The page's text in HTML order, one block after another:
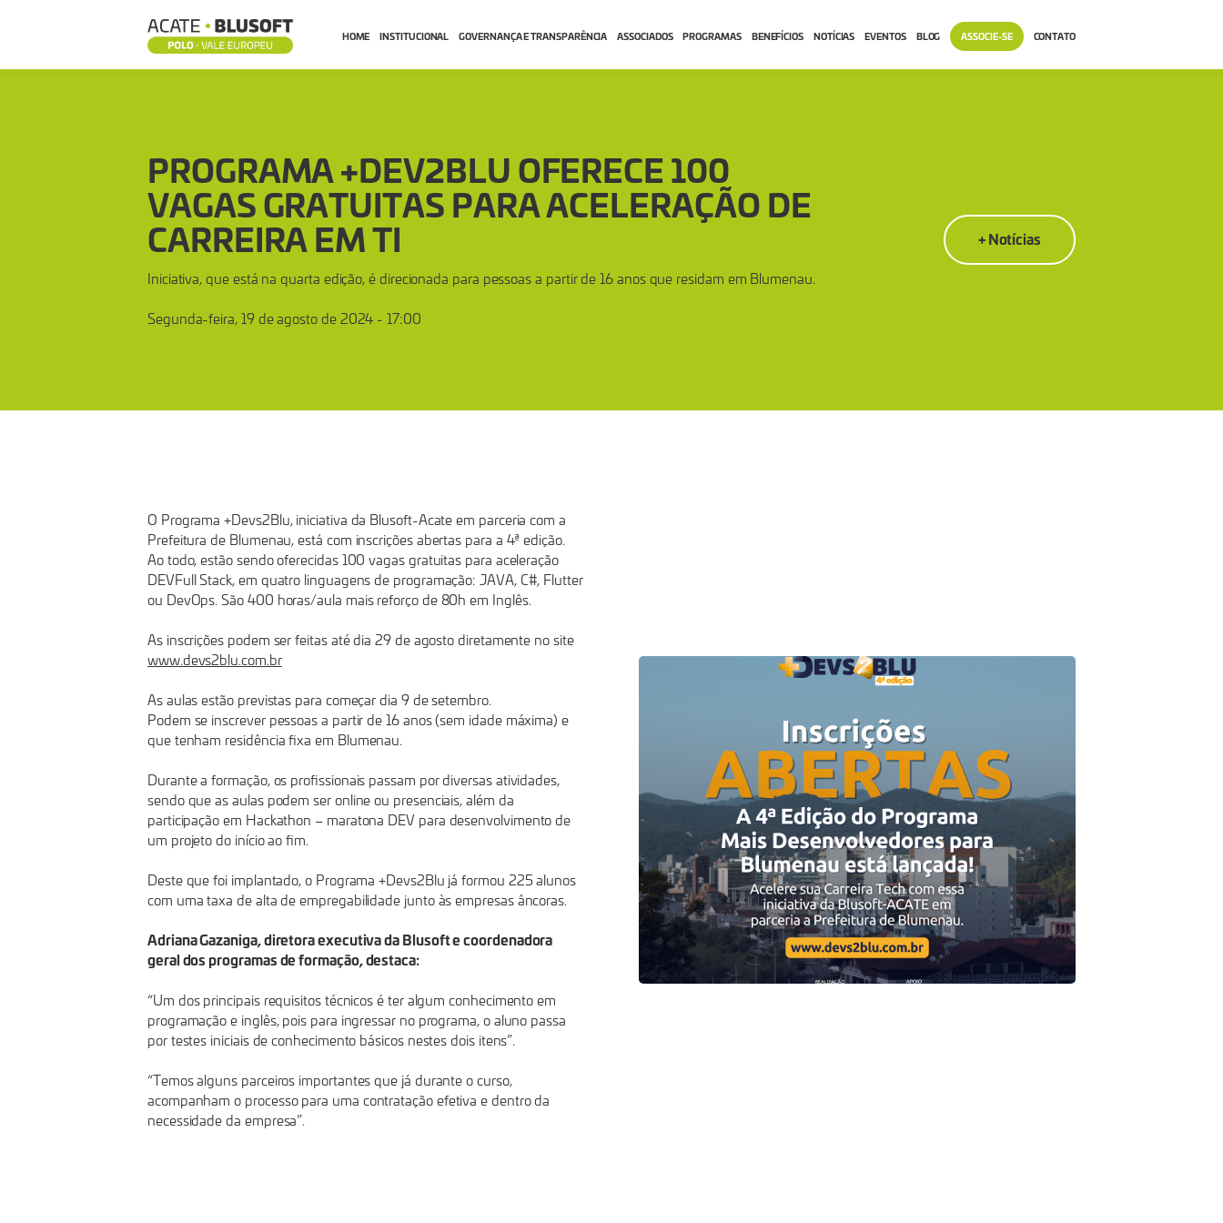
HOME INSTITUCIONAL GOVERNANÇA E TRANSPARÊNCIA ASSOCIADOS PROGRAMAS BENEFÍCIOS NOTÍCIAS EVENTOS BLOG ASSOCIE-SE CONTATO
+DEV2BLU
OFERECE
VAGAS
PARA
CARREIRA
PROGRAMA +DEV2BLU OFERECE 100
VAGAS GRATUITAS PARA ACELERAÇÃO DE
CARREIRA EM TI
Iniciativa, que está na quarta edição, é direcionada para pessoas a partir de 16 anos que residam em Blumenau.
Segunda-feira, 19 de agosto de 2024 - 17:00
+ Notícias
O Programa +Devs2Blu, iniciativa da Blusoft-Acate em parceria com a
Prefeitura de Blumenau, está com inscrições abertas para a 4ª edição.
Ao todo, estão sendo oferecidas 100 vagas gratuitas para aceleração
DEVFull Stack, em quatro linguagens de programação: JAVA, C#, Flutter
ou DevOps. São 400 horas/aula mais reforço de 80h em Inglês.
As inscrições podem ser feitas até dia 29 de agosto diretamente no site
www.devs2blu.com.br
As aulas estão previstas para começar dia 9 de setembro.
Podem se inscrever pessoas a partir de 16 anos (sem idade máxima) e
que tenham residência fixa em Blumenau.
Durante a formação, os profissionais passam por diversas atividades,
sendo que as aulas podem ser online ou presenciais, além da
participação em Hackathon – maratona DEV para desenvolvimento de
um projeto do início ao fim.
Deste que foi implantado, o Programa +Devs2Blu já formou 225 alunos
com uma taxa de alta de empregabilidade junto às empresas âncoras.
Adriana Gazaniga, diretora executiva da Blusoft e coordenadora
geral dos programas de formação, destaca:
“Um dos principais requisitos técnicos é ter algum conhecimento em
programação e inglês, pois para ingressar no programa, o aluno passa
por testes iniciais de conhecimento básicos nestes dois itens”.
“Temos alguns parceiros importantes que já durante o curso,
acompanham o processo para uma contratação efetiva e dentro da
necessidade da empresa”.